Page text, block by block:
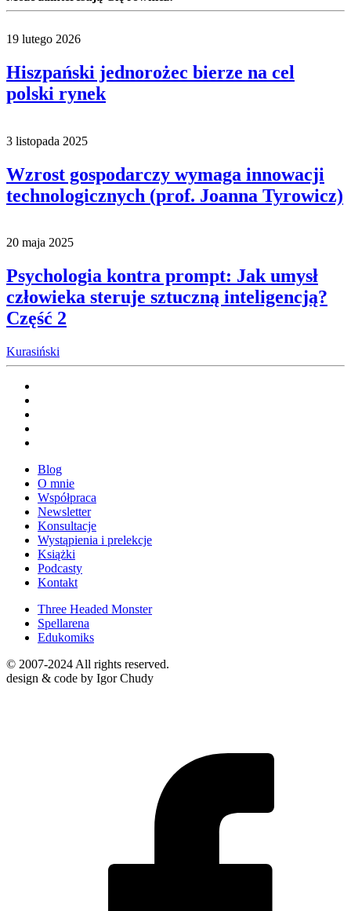
19 lutego 2026
Hiszpański jednorożec bierze na cel
polski rynek
3 listopada 2025
Wzrost gospodarczy wymaga innowacji
technologicznych (prof. Joanna Tyrowicz)
20 maja 2025
Psychologia kontra prompt: Jak umysł
człowieka steruje sztuczną inteligencją?
Część 2
Kurasiński
Blog
O mnie
Współpraca
Newsletter
Konsultacje
Wystąpienia i prelekcje
Książki
Podcasty
Kontakt
Three Headed Monster
Spellarena
Edukomiks
© 2007-2024 All rights reserved.
design & code by Igor Chudy